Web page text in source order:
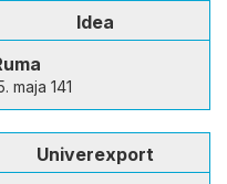
Idea
maja 141
Univerexport